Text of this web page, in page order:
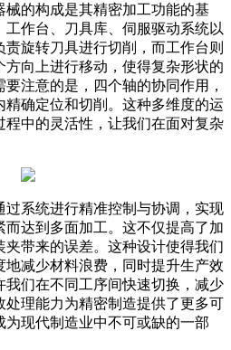
械的构成是其精密加工功能的基
作台、刀具库、伺服驱动系统以
旋转刀具进行切削，而工作台则
向上进行移动，使得复杂形状的
注意的是，四个轴的协同作用，
确定位和切削。这种多维度的运
中的灵活性，让我们在面对复杂
过系统进行精准控制与协调，实现
达到多面加工。这不仅提高了加
带来的误差。这种设计使得我们
减少材料浪费，同时提升生产效
们在不同工序间快速切换，减少
处理能力为精密制造提供了更多可
现代制造业中不可或缺的一部